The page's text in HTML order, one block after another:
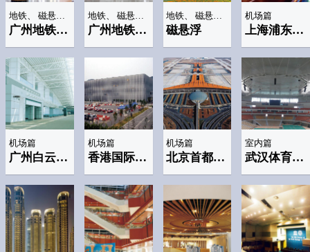
地铁、 磁悬浮车站
广州地铁(二号线)
地铁、 磁悬浮车站
广州地铁(一号线) 磁悬浮
机场篇
上海浦东机场站
机场篇
广州白云国际机场
机场篇
香港国际机场(Sky plaza)
机场篇
北京首都国际机场
室内篇
武汉体育中心